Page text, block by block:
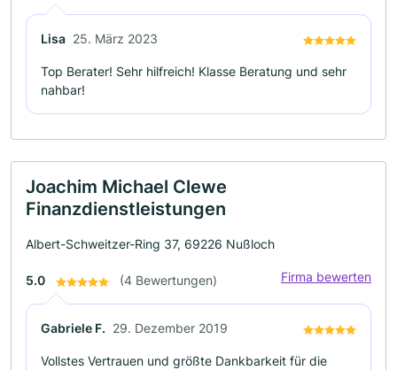
Lisa 25. März 2023
Top Berater! Sehr hilfreich! Klasse Beratung und sehr
nahbar!
Joachim Michael Clewe
Finanzdienstleistungen
Albert-Schweitzer-Ring 37, 69226 Nußloch
5.0 (4 Bewertungen) Firma bewerten
Gabriele F. 29. Dezember 2019
Vollstes Vertrauen und größte Dankbarkeit für die